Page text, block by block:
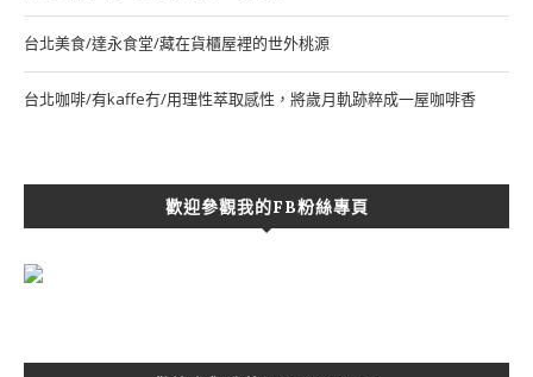
台北美食/達永食堂/藏在貨櫃屋裡的世外桃源
台北咖啡/有kaffe冇/用理性萃取感性，將歲月軌跡粹成一屋咖啡香
歡迎參觀我的FB粉絲專頁